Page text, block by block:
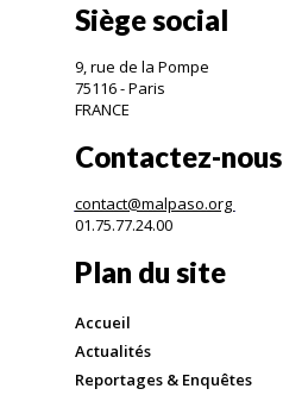
Siège social
9, rue de la Pompe
75116 - Paris
FRANCE
Contactez-nous
contact@malpaso.org
01.75.77.24.00
Plan du site
Accueil
Actualités
Reportages & Enquêtes